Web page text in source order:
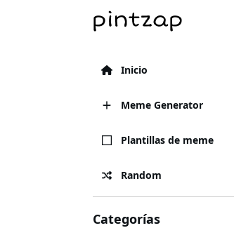
Inicio
Meme Generator
Plantillas de meme
Random
Categorías